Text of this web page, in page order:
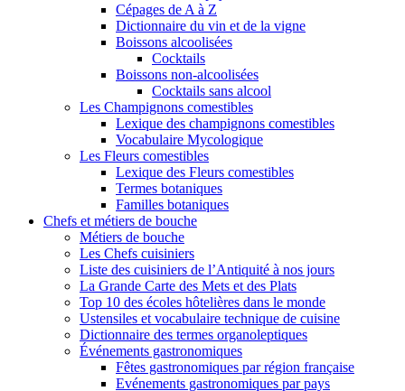
Cépages de A à Z
Dictionnaire du vin et de la vigne
Boissons alcoolisées
Cocktails
Boissons non-alcoolisées
Cocktails sans alcool
Les Champignons comestibles
Lexique des champignons comestibles
Vocabulaire Mycologique
Les Fleurs comestibles
Lexique des Fleurs comestibles
Termes botaniques
Familles botaniques
Chefs et métiers de bouche
Métiers de bouche
Les Chefs cuisiniers
Liste des cuisiniers de l’Antiquité à nos jours
La Grande Carte des Mets et des Plats
Top 10 des écoles hôtelières dans le monde
Ustensiles et vocabulaire technique de cuisine
Dictionnaire des termes organoleptiques
Événements gastronomiques
Fêtes gastronomiques par région française
Evénements gastronomiques par pays